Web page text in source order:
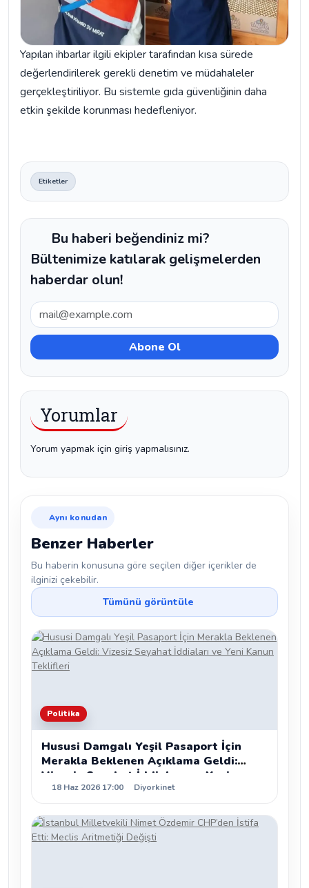
Yapılan ihbarlar ilgili ekipler tarafından kısa sürede
değerlendirilerek gerekli denetim ve müdahaleler
gerçekleştiriliyor. Bu sistemle gıda güvenliğinin daha
etkin şekilde korunması hedefleniyor.
Etiketler
Bu haberi beğendiniz mi?
Bültenimize katılarak gelişmelerden
haberdar olun!
Yorumlar
Yorum yapmak için giriş yapmalısınız.
Aynı konudan
Benzer Haberler
Bu haberin konusuna göre seçilen diğer içerikler de
ilginizi çekebilir.
Tümünü görüntüle
Politika
Hususi Damgalı Yeşil Pasaport İçin
Merakla Beklenen Açıklama Geldi:
Vizesiz Seyahat İddiaları ve Yeni
Kanun Teklifleri
18 Haz 2026 17:00 Diyorkinet